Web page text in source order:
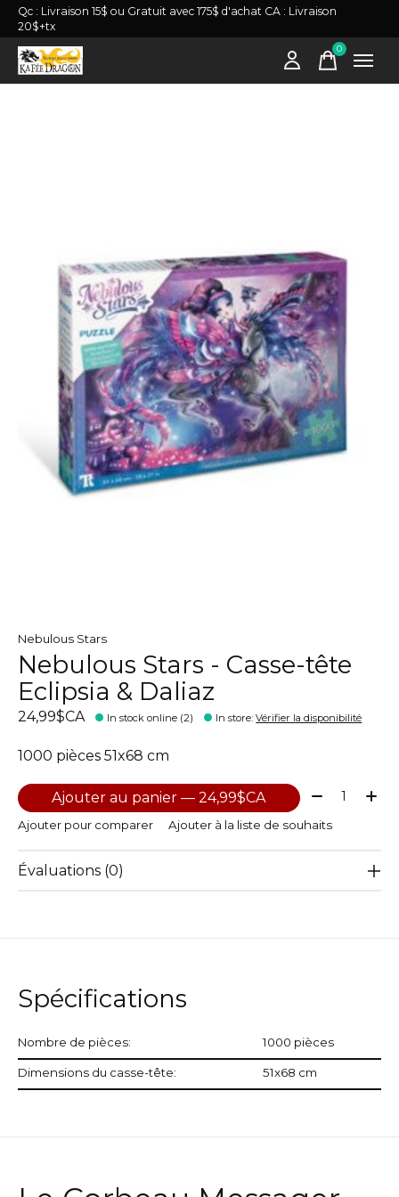
Qc : Livraison 15$ ou Gratuit avec 175$ d'achat CA : Livraison
20$+tx
0items
Nebulous Stars
Nebulous Stars - Casse-tête
Eclipsia & Daliaz
24,99$CA In stock online (2) In store:Vérifier la disponibilité
1000 pièces 51x68 cm
Ajouter au panier — 24,99$CA Quantité:
Ajouter pour comparer Ajouter à la liste de souhaits
Évaluations (0)
Spécifications
Nombre de pièces: 1000 pièces
Dimensions du casse-tête: 51x68 cm